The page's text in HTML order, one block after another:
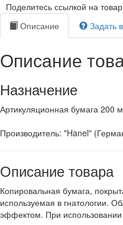
Поделитесь ссылкой на товар
Описание
Задать
Описание
Назначение
Артикуляционная бумага 200
Производитель: "Hanel"
Описание товара
Копировальная бумага,
используемая в гнатологии.
эффектом. При